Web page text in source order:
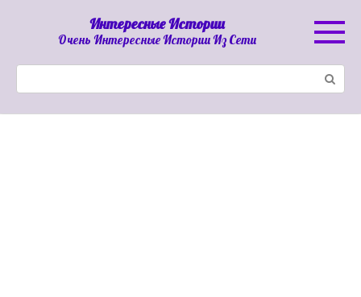
Интересные Истории
Очень Интересные Истории Из Сети